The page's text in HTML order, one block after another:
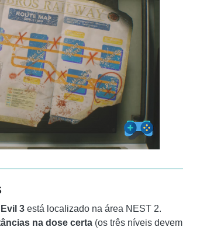
3 está localizado na área NEST 2.
na dose certa (os três níveis devem